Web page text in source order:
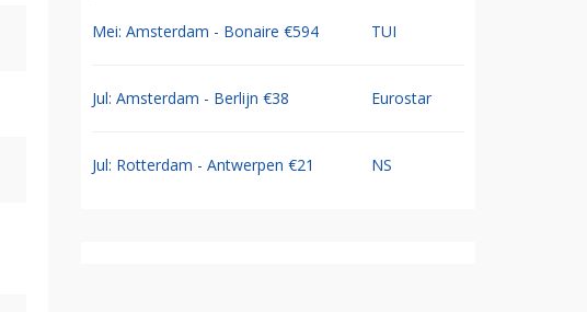
Mei: Amsterdam - Bonaire €594 TUI
Jul: Amsterdam - Berlijn €38 Eurostar
Jul: Rotterdam - Antwerpen €21 NS